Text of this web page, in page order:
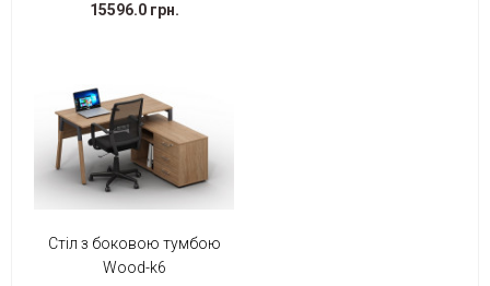
15596.0 грн.
Стіл з боковою тумбою
Wood-k6